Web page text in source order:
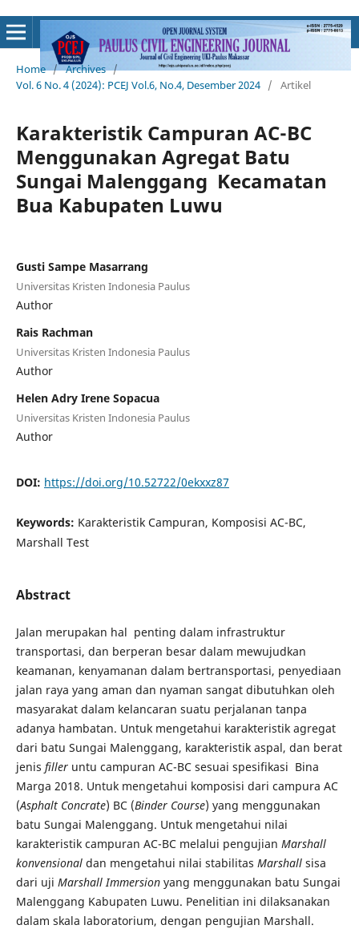
Home / Archives /
Vol. 6 No. 4 (2024): PCEJ Vol.6, No.4, Desember 2024 / Artikel
Karakteristik Campuran AC-BC
Menggunakan Agregat Batu
Sungai Malenggang Kecamatan
Bua Kabupaten Luwu
Gusti Sampe Masarrang
Universitas Kristen Indonesia Paulus
Author
Rais Rachman
Universitas Kristen Indonesia Paulus
Author
Helen Adry Irene Sopacua
Universitas Kristen Indonesia Paulus
Author
DOI: https://doi.org/10.52722/0ekxxz87
Keywords: Karakteristik Campuran, Komposisi AC-BC,
Marshall Test
Abstract
Jalan merupakan hal penting dalam infrastruktur
transportasi, dan berperan besar dalam mewujudkan
keamanan, kenyamanan dalam bertransportasi, penyediaan
jalan raya yang aman dan nyaman sangat dibutuhkan oleh
masyarakat dalam kelancaran suatu perjalanan tanpa
adanya hambatan. Untuk mengetahui karakteristik agregat
dari batu Sungai Malenggang, karakteristik aspal, dan berat
jenis filleruntu campuran AC-BC sesuai spesifikasi Bina
Marga 2018. Untuk mengetahui komposisi dari campura AC
(Asphalt Concrate) BC (Binder Course) yang menggunakan
batu Sungai Malenggang. Untuk mengetahui nilai
karakteristik campuran AC-BC melalui pengujian Marshall
konvensionaldan mengetahui nilai stabilitas Marshallsisa
dari uji Marshall Immersionyang menggunakan batu Sungai
Malenggang Kabupaten Luwu. Penelitian ini dilaksanakan
dalam skala laboratorium, dengan pengujian Marshall.